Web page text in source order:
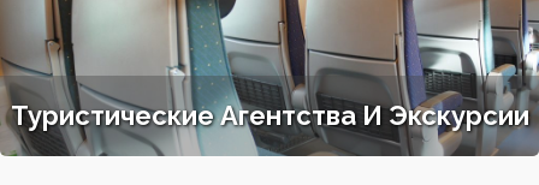
Туристические Агентства И Экскурсии